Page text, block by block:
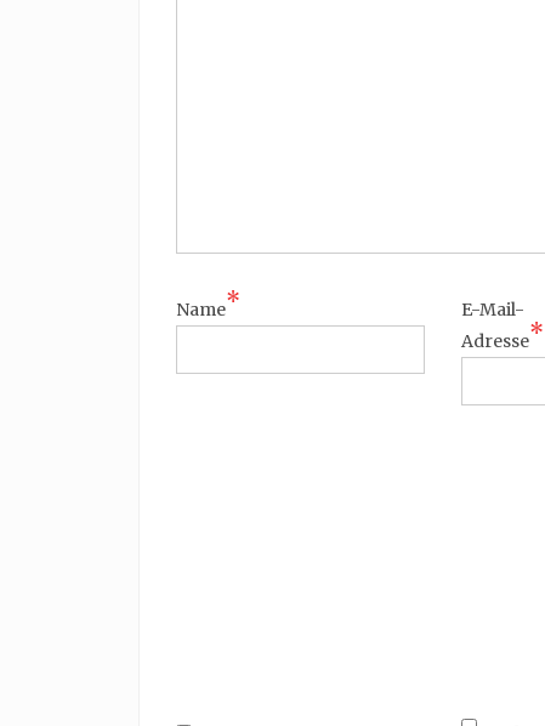
Name*
E-Mail-
Adresse*